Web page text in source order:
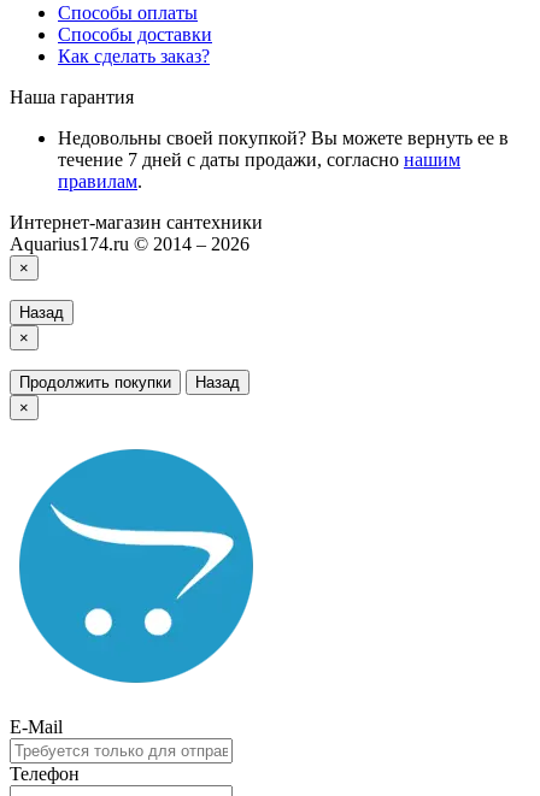
Способы оплаты
Способы доставки
Как сделать заказ?
Наша гарантия
Недовольны своей покупкой? Вы можете вернуть ее в
течение 7 дней с даты продажи, согласно нашим
правилам.
Интернет-магазин сантехники
Aquarius174.ru © 2014 – 2026
×
Назад
×
Продолжить покупки
Назад
×
E-Mail
Телефон